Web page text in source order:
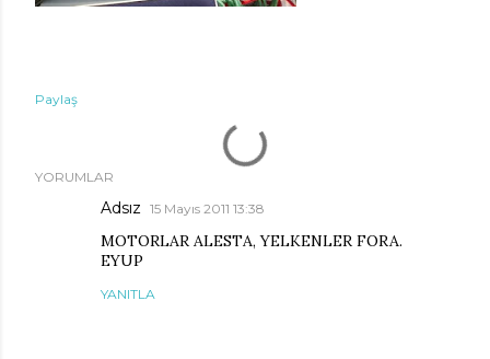
Paylaş
YORUMLAR
Adsız 15 Mayıs 2011 13:38
MOTORLAR ALESTA, YELKENLER FORA.
EYUP
YANITLA